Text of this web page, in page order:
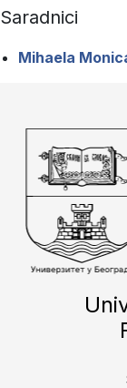
Saradnici
Mihaela